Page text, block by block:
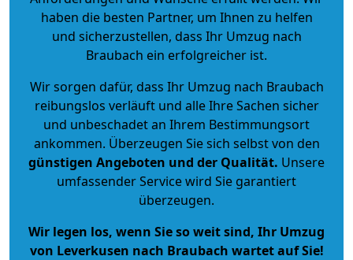
haben die besten Partner, um Ihnen zu helfen
und sicherzustellen, dass Ihr Umzug nach
Braubach ein erfolgreicher ist.
Wir sorgen dafür, dass Ihr Umzug nach Braubach
reibungslos verläuft und alle Ihre Sachen sicher
und unbeschadet an Ihrem Bestimmungsort
ankommen. Überzeugen Sie sich selbst von den
günstigen Angeboten und der Qualität. Unsere
umfassender Service wird Sie garantiert
überzeugen.
Wir legen los, wenn Sie so weit sind, Ihr Umzug
von Leverkusen nach Braubach wartet auf Sie!